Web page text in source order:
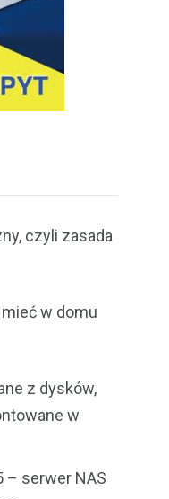
czyli zasada
w domu
z dysków,
w
– serwer NAS